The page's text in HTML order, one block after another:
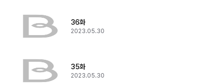
36화
2023.05.30
35화
2023.05.30